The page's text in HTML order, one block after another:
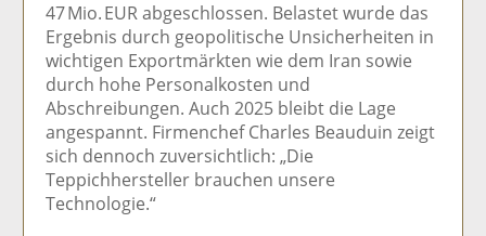
o
k
te
e
n
n
te
il
n
er
se
n
n
47 Mio. EUR abgeschlossen. Belastet wurde das
Ergebnis durch geopolitische Unsicherheiten in
wichtigen Exportmärkten wie dem Iran sowie
durch hohe Personalkosten und
Abschreibungen. Auch 2025 bleibt die Lage
angespannt. Firmenchef Charles Beauduin zeigt
sich dennoch zuversichtlich: „Die
Teppichhersteller brauchen unsere
Technologie.“